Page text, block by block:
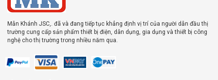
Mẫn Khánh JSC,. đã và đang tiếp tục khẳng định vị trí của người dẫn đầu thị
trường cung cấp sản phẩm thiết bị điện, dân dụng, gia dụng và thiết bị công
nghệ cho thị trường trong nhiều năm qua.